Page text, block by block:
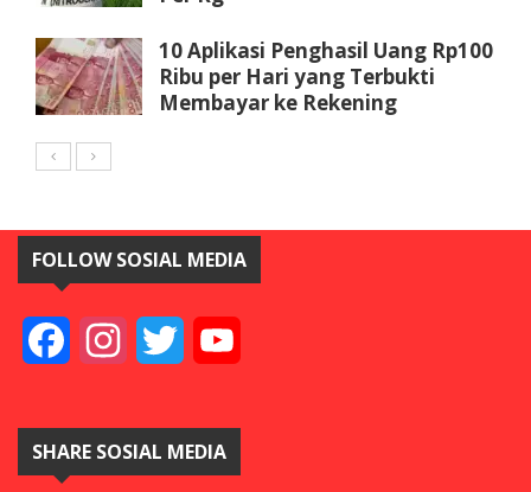
10 Aplikasi Penghasil Uang Rp100
Ribu per Hari yang Terbukti
Membayar ke Rekening
FOLLOW SOSIAL MEDIA
FacebookInstagramTwitter
SHARE SOSIAL MEDIA